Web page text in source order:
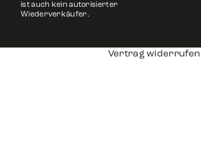
ist auch kein autorisierter
Wiederverkäufer.
Vertrag widerrufen